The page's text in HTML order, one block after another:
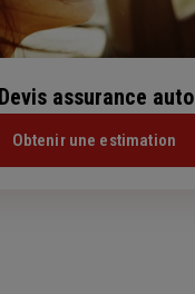
Devis assurance auto
Obtenir une estimation